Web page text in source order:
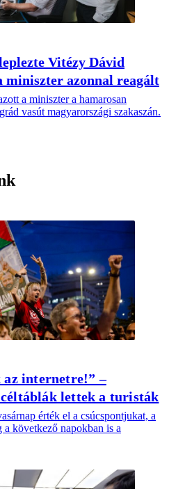
Vitézy Dávid
miniszter azonnal reagált
a miniszter a hamarosan
vasút magyarországi szakaszán.
az internetre!” –
lettek a turisták
érték el a csúcspontjukat, a
a következő napokban is a